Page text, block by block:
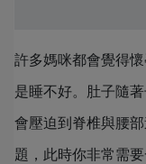
許多媽咪都會覺得
是睡不好。肚子隨
會壓迫到脊椎與腰
題，此時你非常需